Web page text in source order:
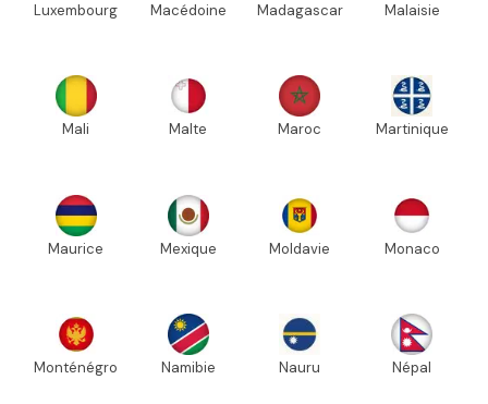
Luxembourg Macédoine Madagascar Malaisie
Mali Malte Maroc Martinique
Maurice Mexique Moldavie Monaco
Monténégro Namibie Nauru Népal